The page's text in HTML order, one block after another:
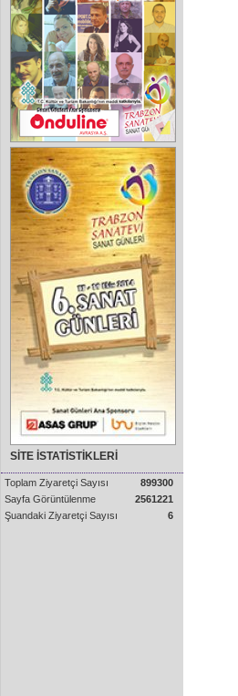
SİTE İSTATİSTİKLERİ
Toplam Ziyaretçi Sayısı
899300
Sayfa Görüntülenme
2561221
Şuandaki Ziyaretçi Sayısı
6